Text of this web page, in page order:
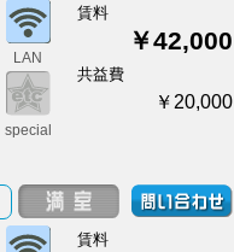
LAN
special
賃料
￥42,000
共益費
￥20,000
賃料